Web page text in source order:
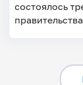
состоялось